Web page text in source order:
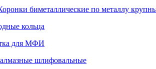
биметаллические по металлу
кольца
для МФИ
шлифовальные